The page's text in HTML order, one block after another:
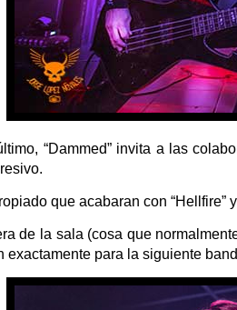
“Dammed” invita a las
que acabaran con
de la sala (cosa que
exactamente para la siguiente